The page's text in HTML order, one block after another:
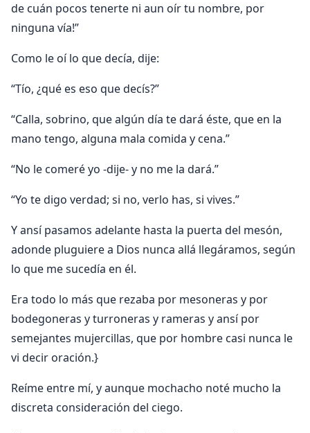
de cuán pocos tenerte ni aun oír tu nombre, por
ninguna vía!”
Como le oí lo que decía, dije:
“Tío, ¿qué es eso que decís?”
“Calla, sobrino, que algún día te dará éste, que en la
mano tengo, alguna mala comida y cena.”
“No le comeré yo -dije- y no me la dará.”
“Yo te digo verdad; si no, verlo has, si vives.”
Y ansí pasamos adelante hasta la puerta del mesón,
adonde pluguiere a Dios nunca allá llegáramos, según
lo que me sucedía en él.
Era todo lo más que rezaba por mesoneras y por
bodegoneras y turroneras y rameras y ansí por
semejantes mujercillas, que por hombre casi nunca le
vi decir oración.}
Reíme entre mí, y aunque mochacho noté mucho la
discreta consideración del ciego.